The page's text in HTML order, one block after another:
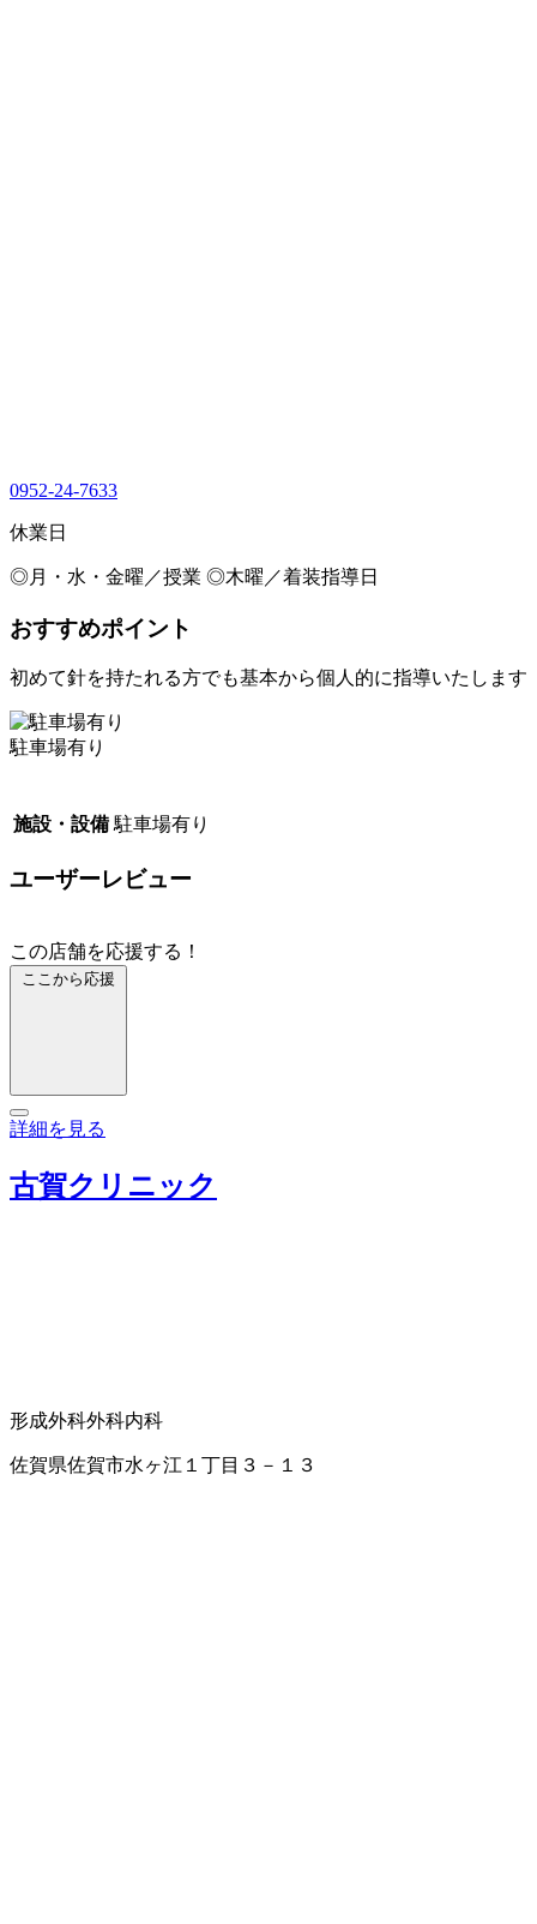
0952-24-7633
休業日
◎月・水・金曜／授業 ◎木曜／着装指導日
おすすめポイント
初めて針を持たれる方でも基本から個人的に指導いたします
駐車場有り
施設・設備 駐車場有り
ユーザーレビュー
この店舗を応援する！
ここから応援
詳細を見る
古賀クリニック
形成外科外科内科
佐賀県佐賀市水ヶ江１丁目３－１３